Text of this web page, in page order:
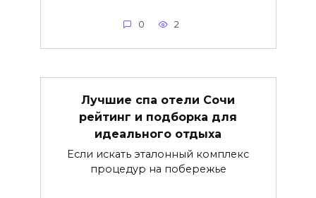
0 2
Лучшие спа отели Сочи
рейтинг и подборка для
идеального отдыха
Если искать эталонный комплекс
процедур на побережье